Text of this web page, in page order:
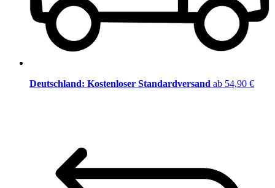
Deutschland: Kostenloser Standardversand ab 54,90 €